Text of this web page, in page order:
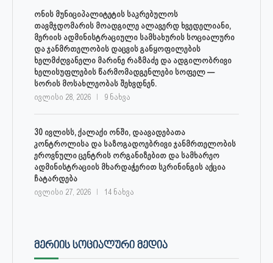
ონის მუნიციპალიტეტის საკრებულოს
თავმჯდომარის მოადგილე ალავერდ ხვედელიანი,
მერიის ადმინისტრაციული სამსახურის სოციალური
და ჯანმრთელობის დაცვის განყოფილების
ხელმძღვანელი მარინე რაზმაძე და ადგილობრივი
ხელისუფლების წარმომადგენლები სოფელ —
სორის მოსახლეობას შეხვდნენ.
ივლისი 28, 2026 9 ნახვა
30 ივლისს, ქალაქი ონში, დაავადებათა
კონტროლისა და საზოგადოებრივი ჯანმრთელობის
ეროვნული ცენტრის ორგანიზებით და სამხარეო
ადმინისტრაციის მხარდაჭერით სკრინინგის აქცია
ჩატარდება
ივლისი 27, 2026 14 ნახვა
ᲛᲔᲠᲘᲘᲡ ᲡᲝᲪᲘᲐᲚᲣᲠᲘ ᲛᲔᲓᲘᲐ